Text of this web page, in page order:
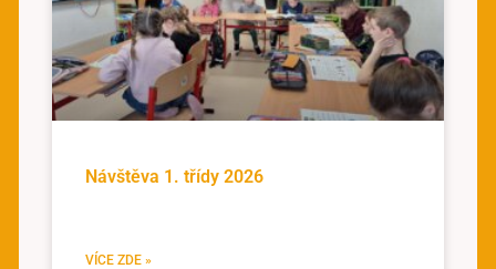
Návštěva 1. třídy 2026
VÍCE ZDE »